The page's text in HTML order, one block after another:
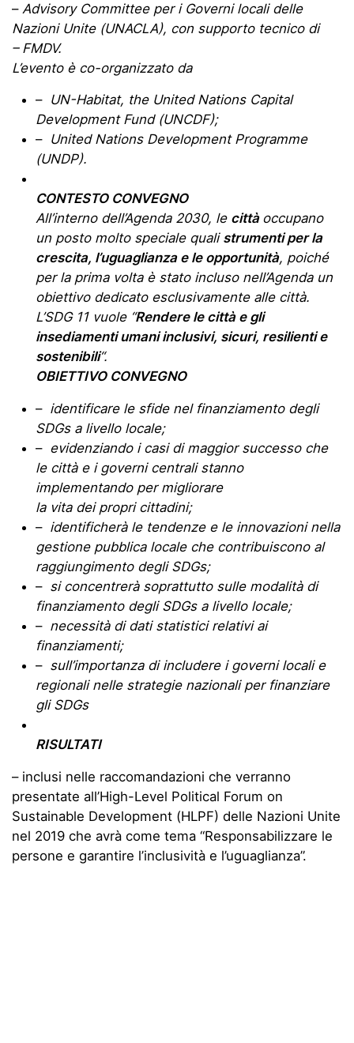
– Advisory Committee per i Governi locali delle
Nazioni Unite (UNACLA), con supporto tecnico di
– FMDV.
L’evento è co-organizzato da
– UN-Habitat, the United Nations Capital
Development Fund (UNCDF);
– United Nations Development Programme
(UNDP).
CONTESTO CONVEGNO
All’interno dell’Agenda 2030, le città occupano
un posto molto speciale quali strumenti per la
crescita, l’uguaglianza e le opportunità, poiché
per la prima volta è stato incluso nell’Agenda un
obiettivo dedicato esclusivamente alle città.
L’SDG 11 vuole “Rendere le città e gli
insediamenti umani inclusivi, sicuri, resilienti e
sostenibili“.
OBIETTIVO CONVEGNO
– identificare le sfide nel finanziamento degli
SDGs a livello locale;
– evidenziando i casi di maggior successo che
le città e i governi centrali stanno
implementando per migliorare
la vita dei propri cittadini;
– identificherà le tendenze e le innovazioni nella
gestione pubblica locale che contribuiscono al
raggiungimento degli SDGs;
– si concentrerà soprattutto sulle modalità di
finanziamento degli SDGs a livello locale;
– necessità di dati statistici relativi ai
finanziamenti;
– sull’importanza di includere i governi locali e
regionali nelle strategie nazionali per finanziare
gli SDGs
RISULTATI
– inclusi nelle raccomandazioni che verranno
presentate all’High-Level Political Forum on
Sustainable Development (HLPF) delle Nazioni Unite
nel 2019 che avrà come tema “Responsabilizzare le
persone e garantire l’inclusività e l’uguaglianza”.